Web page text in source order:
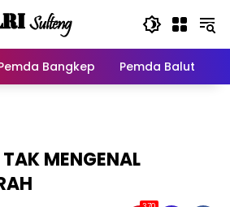
Bangkep Pemda Balut
MENGENAL